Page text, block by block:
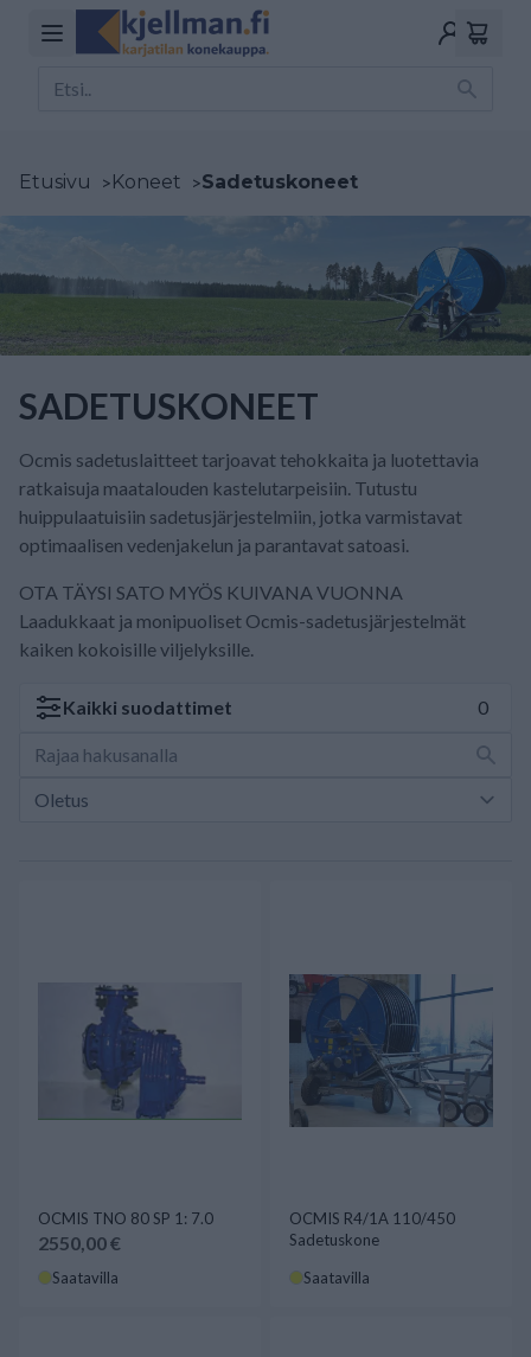
Etusivu >Koneet >Sadetuskoneet
SADETUSKONEET
Ocmis sadetuslaitteet tarjoavat tehokkaita ja luotettavia
ratkaisuja maatalouden kastelutarpeisiin. Tutustu
huippulaatuisiin sadetusjärjestelmiin, jotka varmistavat
optimaalisen vedenjakelun ja parantavat satoasi.
OTA TÄYSI SATO MYÖS KUIVANA VUONNA
Laadukkaat ja monipuoliset Ocmis-sadetusjärjestelmät
kaiken kokoisille viljelyksille.
Kaikki suodattimet 0
OCMIS TNO 80 SP 1: 7.0
2550,00 €
Saatavilla
OCMIS R4/1A 110/450
Sadetuskone
Saatavilla